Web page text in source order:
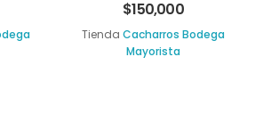
$150,000
Tienda Cacharros Bodega
Mayorista